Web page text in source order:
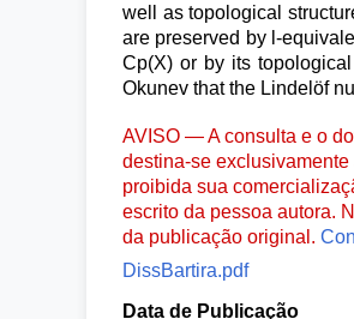
well as topological
are preserved by l-
Cp(X) or by its
Okunev that the Lindelöf
AVISO — A consulta e o
destina-se
proibida sua
escrito da pessoa autora.
da publicação original.
DissBartira.pdf
Data de Publicação